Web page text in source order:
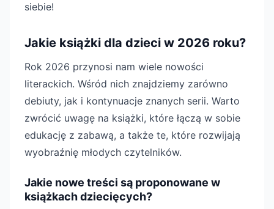
siebie!
Jakie książki dla dzieci w 2026 roku?
Rok 2026 przynosi nam wiele nowości
literackich. Wśród nich znajdziemy zarówno
debiuty, jak i kontynuacje znanych serii. Warto
zwrócić uwagę na książki, które łączą w sobie
edukację z zabawą, a także te, które rozwijają
wyobraźnię młodych czytelników.
Jakie nowe treści są proponowane w
książkach dziecięcych?